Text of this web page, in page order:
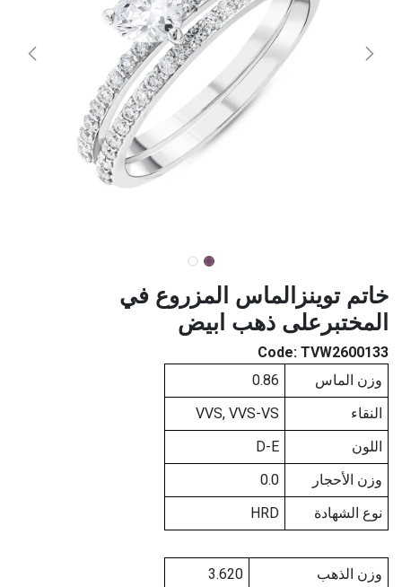
خاتم توينزالماس المزروع في
المختبرعلى ذهب ابيض
Code: TVW2600133
وزن الماس
0.86
النقاء
VVS, VVS-VS
اللون
D-E
وزن الأحجار
0.0
نوع الشهادة
HRD
وزن الذهب
3.620